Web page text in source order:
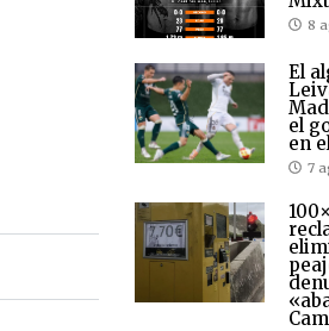
8
El
el
en
7